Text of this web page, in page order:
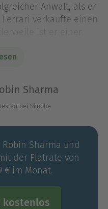
Anwalt, als er
verkaufte einen
Unternehmen
Microsoft, Nike und
Sharma ist
Frau in Italien.
Sharma
bei Skoobe
Sharma und
der Flatrate von
€ im Monat.
kostenlos